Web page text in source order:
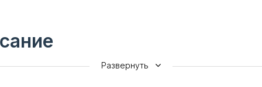
Развернуть